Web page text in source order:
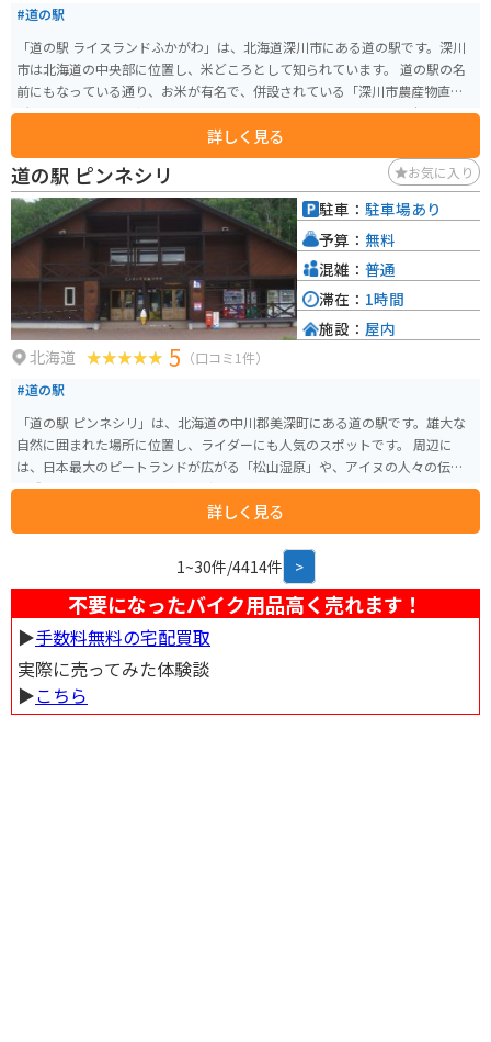
#道の駅
「道の駅 ライスランドふかがわ」は、北海道深川市にある道の駅です。深川
市は北海道の中央部に位置し、米どころとして知られています。 道の駅の名
前にもなっている通り、お米が有名で、併設されている「深川市農産物直売
所」では、地元産の新鮮な農産物を購入できます。特に、ブランド米「ふっ
くりんこ」は、粘りがあり、冷めても美味しいと評判なので、お土産に最適
です。 また、道の駅には、レストランや軽食コーナーがあり、地元の食材を
使った料理を楽しむことができます。深川産の米粉を使ったパンやスイーツ
も人気です。バイクで訪れた際には、駐車場も広々としているので安心です。
周辺には、深川市の歴史や文化に触れることができる施設も点在していま
す。例えば、「戸外炉峠駐車公園」は、パークゴルフ場や遊歩道が整備され
ており、自然を楽しむことができます。道の駅 ライスランドふかがわを拠点
に、深川市の魅力を満喫してみてください。
詳しく見る
道の駅 ピンネシリ お気に入り
北海道 5 （口コミ1件）
#道の駅
「道の駅 ピンネシリ」は、北海道の中川郡美深町にある道の駅です。雄大な
自然に囲まれた場所に位置し、ライダーにも人気のスポットです。 周辺に
は、日本最大のピートランドが広がる「松山湿原」や、アイヌの人々の伝説
が残る「ピヤシリ山」など、見どころがたくさんあります。道の駅では、地元
産の新鮮な野菜や、美深町の特産品である「仁宇布羊羹」などが販売されて
います。 また、レストランでは、地元の食材をふんだんに使った料理を楽し
むことができます。バイクで訪れる際は、広々とした駐車場があるので安心
です。周辺の観光情報も入手できるので、ツーリングの拠点としても最適で
詳しく見る
駐車： 駐車場あり
予算： 無料
混雑： 普通
滞在： 1時間
施設： 屋内
1~30件/4414件 >
不要になったバイク用品高く売れます！
▶︎手数料無料の宅配買取
実際に売ってみた体験談
▶︎こちら